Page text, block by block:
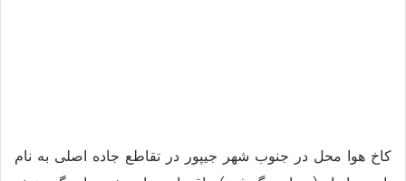
کاخ هوا محل در جنوب شهر جیپور در تقاطع جاده اصلی به نام